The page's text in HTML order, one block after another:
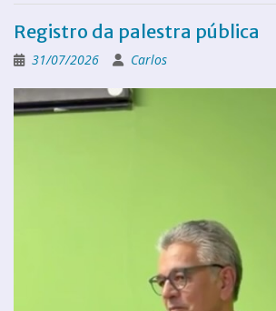
Registro da palestra pública
31/07/2026 Carlos